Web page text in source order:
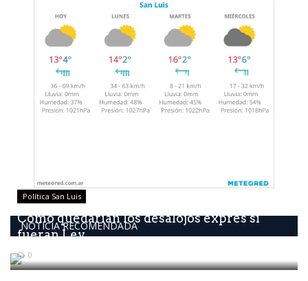
NOTICIA RECOMENDADA
Política San Luis
Como quedarían los desalojos exprés si
fueran Ley
0